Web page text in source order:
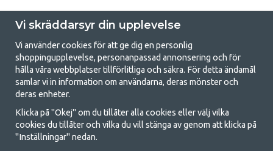
GetCamping.se - Din butik för camping
och uteliv
Att campa kan antingen vara en livsstil eller ett sätt att samla familjen
för ett gemensamt äventyr. Oavsett vilken kategori du tillhör hittar du
Vi skräddarsyr din upplevelse
Vi använder cookies för att ge dig en personlig
shoppingupplevelse, personanpassad annonsering och för
hålla våra webbplatser tillförlitliga och säkra. För detta ändamål
samlar vi in information om användarna, deras mönster och
deras enheter.
Klicka på "Okej" om du tillåter alla cookies eller välj vilka
cookies du tillåter och vilka du vill stänga av genom att klicka på
"Inställningar" nedan.